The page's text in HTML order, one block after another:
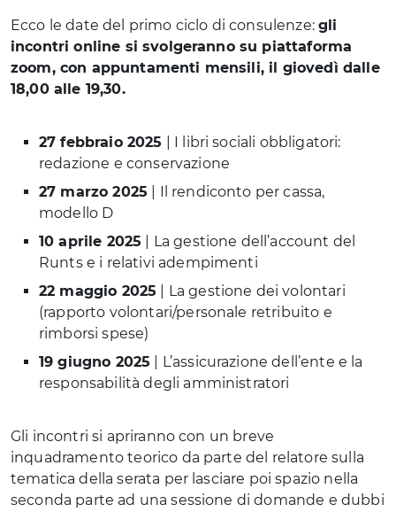
Ecco le date del primo ciclo di consulenze:gli
incontri online si svolgeranno su piattaforma
zoom, con appuntamenti mensili, il giovedì dalle
18,00 alle 19,30.
27 febbraio 2025 | I libri sociali obbligatori:
redazione e conservazione
27 marzo 2025 | Il rendiconto per cassa,
modello D
10 aprile 2025 | La gestione dell’account del
Runts e i relativi adempimenti
22 maggio 2025 | La gestione dei volontari
(rapporto volontari/personale retribuito e
rimborsi spese)
19 giugno 2025 | L’assicurazione dell’ente e la
responsabilità degli amministratori
Gli incontri si apriranno con un breve
inquadramento teorico da parte del relatore sulla
tematica della serata per lasciare poi spazio nella
seconda parte ad una sessione di domande e dubbi